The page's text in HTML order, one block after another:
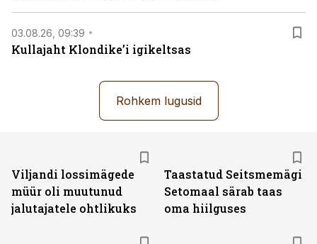
03.08.26, 09:39
Kullajaht Klondike’i igikeltsas
Rohkem lugusid
Viljandi lossimägede
müür oli muutunud
jalutajatele ohtlikuks
Taastatud Seitsmemägi
Setomaal särab taas
oma hiilguses